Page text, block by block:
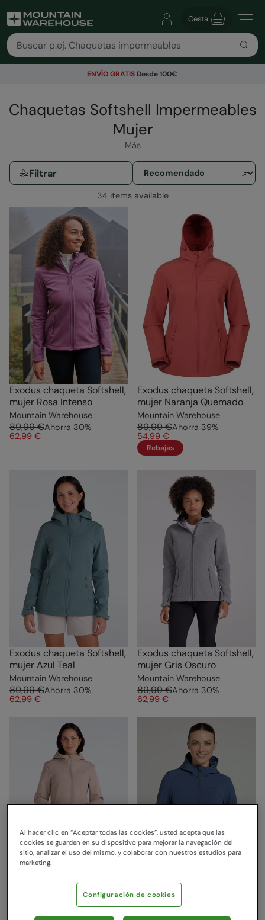
Cesta
ENVÍO GRATISDesde 100€
Chaquetas Softshell Impermeables
Mujer
Más
Filtrar
34 items available
Exodus chaqueta Softshell,
mujer Rosa Intenso
Mountain Warehouse
89,99 €Ahorra 30%
62,99 €
Exodus chaqueta Softshell,
mujer Naranja Quemado
Mountain Warehouse
89,99 €Ahorra 39%
54,99 €
Rebajas
Exodus chaqueta Softshell,
mujer Azul Teal
Mountain Warehouse
89,99 €Ahorra 30%
62,99 €
Exodus chaqueta Softshell,
mujer Gris Oscuro
Mountain Warehouse
89,99 €Ahorra 30%
62,99 €
Exodus chaqueta Softshell,
Exodus chaqueta Softshell,
Al hacer clic en “Aceptar todas las cookies”, usted acepta que las
cookies se guarden en su dispositivo para mejorar la navegación del
sitio, analizar el uso del mismo, y colaborar con nuestros estudios para
marketing.
Configuración de cookies